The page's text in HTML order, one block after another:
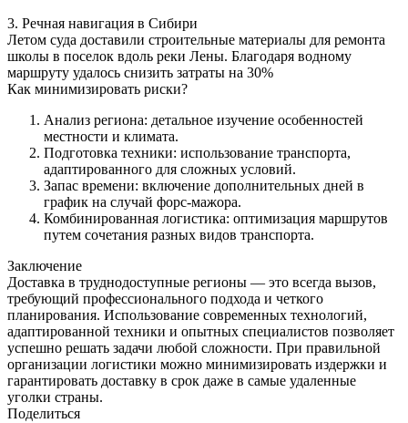
3. Речная навигация в Сибири
Летом суда доставили строительные материалы для ремонта
школы в поселок вдоль реки Лены. Благодаря водному
маршруту удалось снизить затраты на 30%
Как минимизировать риски?
Анализ региона: детальное изучение особенностей
местности и климата.
Подготовка техники: использование транспорта,
адаптированного для сложных условий.
Запас времени: включение дополнительных дней в
график на случай форс-мажора.
Комбинированная логистика: оптимизация маршрутов
путем сочетания разных видов транспорта.
Заключение
Доставка в труднодоступные регионы — это всегда вызов,
требующий профессионального подхода и четкого
планирования. Использование современных технологий,
адаптированной техники и опытных специалистов позволяет
успешно решать задачи любой сложности. При правильной
организации логистики можно минимизировать издержки и
гарантировать доставку в срок даже в самые удаленные
уголки страны.
Поделиться